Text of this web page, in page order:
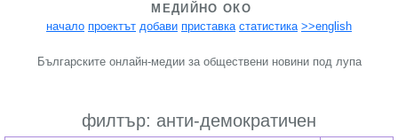
МЕДИЙНО ОКО
начало проектът добави приставка статистика >>english
Българските онлайн-медии за обществени новини под лупа
филтър: анти-демократичен